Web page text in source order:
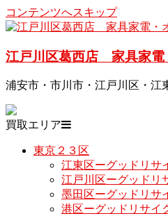
コンテンツへスキップ
江戸川区葛西店 家具家電
浦安市・市川市・江戸川区・
買取エリア
東京２３区
江東区ーグッドリサ
江戸川区ーグッドリ
墨田区ーグッドリサ
港区ーグッドリサイ